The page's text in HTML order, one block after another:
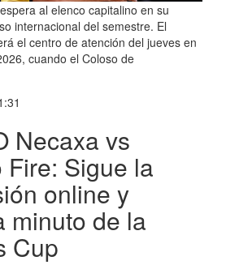
al elenco capitalino en su
internacional del semestre. El
el centro de atención del jueves en
cuando el Coloso de
Necaxa vs
Fire: Sigue la
online y
minuto de la
Cup